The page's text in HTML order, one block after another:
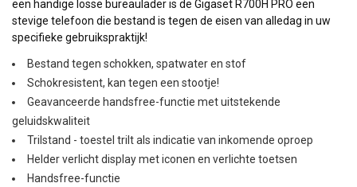
een handige losse bureaulader is de Gigaset R700H PRO een
stevige telefoon die bestand is tegen de eisen van alledag in uw
specifieke gebruikspraktijk!
Bestand tegen schokken, spatwater en stof
Schokresistent, kan tegen een stootje!
Geavanceerde handsfree-functie met uitstekende
geluidskwaliteit
Trilstand - toestel trilt als indicatie van inkomende oproep
Helder verlicht display met iconen en verlichte toetsen
Handsfree-functie